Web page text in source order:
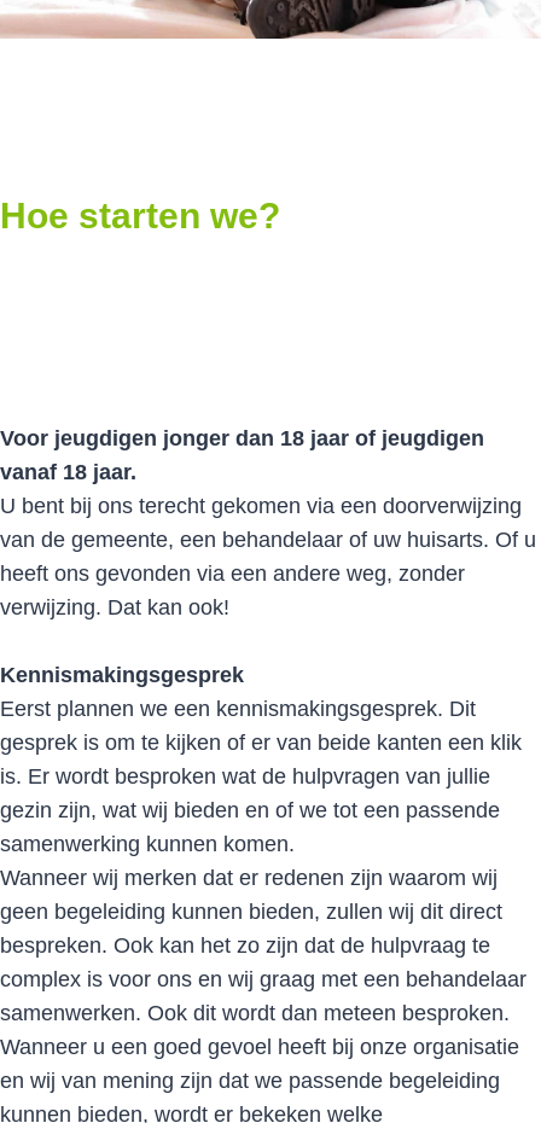
Hoe starten we?
Voor jeugdigen jonger dan 18 jaar of jeugdigen
vanaf 18 jaar.
U bent bij ons terecht gekomen via een doorverwijzing
van de gemeente, een behandelaar of uw huisarts. Of u
heeft ons gevonden via een andere weg, zonder
verwijzing. Dat kan ook!
Kennismakingsgesprek
Eerst plannen we een kennismakingsgesprek. Dit
gesprek is om te kijken of er van beide kanten een klik
is. Er wordt besproken wat de hulpvragen van jullie
gezin zijn, wat wij bieden en of we tot een passende
samenwerking kunnen komen.
Wanneer wij merken dat er redenen zijn waarom wij
geen begeleiding kunnen bieden, zullen wij dit direct
bespreken. Ook kan het zo zijn dat de hulpvraag te
complex is voor ons en wij graag met een behandelaar
samenwerken. Ook dit wordt dan meteen besproken.
Wanneer u een goed gevoel heeft bij onze organisatie
en wij van mening zijn dat we passende begeleiding
kunnen bieden, wordt er bekeken welke